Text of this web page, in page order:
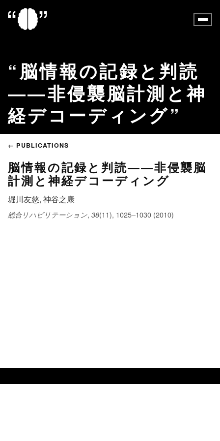
脳情報の記録と判読
――非侵襲脳計測と神
経デコーディング
← PUBLICATIONS
脳情報の記録と判読――非侵襲脳
計測と神経デコーディング
堀川友慈, 神谷之康
総合リハビリテーション, 38(11), 1025–1030 (2010)